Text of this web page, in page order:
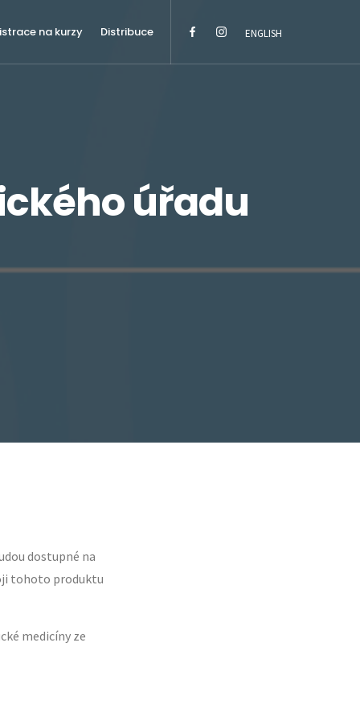
ENGLISH
na kurzy Distribuce
úřadu
dostupné na
tohoto produktu
medicíny ze